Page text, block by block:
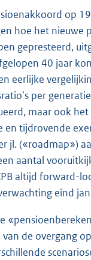
op
hoe het
gepresteerd,
40 jaar
eerlijke
per
maar ook
en tijdrovende
jl. («roadmap»)
aantal
altijd forward-
eind
de overgang